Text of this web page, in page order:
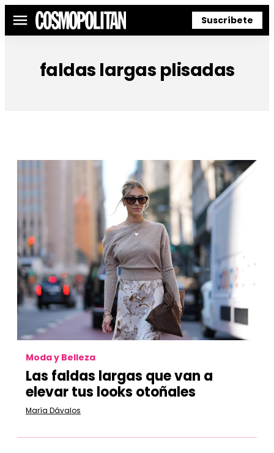
Menú Suscríbete
faldas largas plisadas
Moda y Belleza
Las faldas largas que van a
elevar tus looks otoñales
María Dávalos